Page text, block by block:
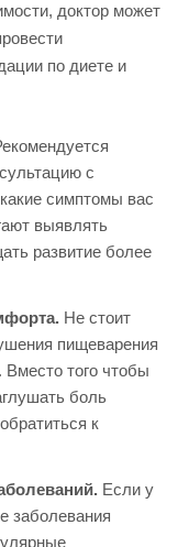
доктор может
по диете и
с
симптомы вас
выявлять
развитие более
Не стоит
пищеварения
того чтобы
боль
к
Если у
заболевания